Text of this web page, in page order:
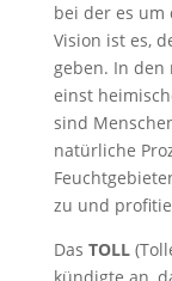
bei der es um
Vision ist es,
geben. In den
einst
sind
natürliche
zu und
Das TOLL